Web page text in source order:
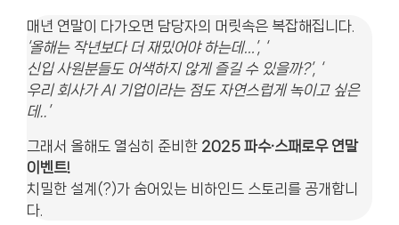
매년 연말이 다가오면 담당자의 머릿속은 복잡해집니다.
‘올해는 작년보다 더 재밌어야 하는데…’, ‘
신입 사원분들도 어색하지 않게 즐길 수 있을까?’, ‘
우리 회사가 AI 기업이라는 점도 자연스럽게 녹이고 싶은
데..’
그래서 올해도 열심히 준비한 2025 파수·스패로우 연말
이벤트!
치밀한 설계(?)가 숨어있는 비하인드 스토리를 공개합니
다.